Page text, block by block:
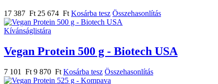
17 387 Ft 25 674 Ft Kosárba tesz Összehasonlítás
Kívánságlistára
Vegan Protein 500 g - Biotech USA
7 101 Ft 9 870 Ft Kosárba tesz Összehasonlítás